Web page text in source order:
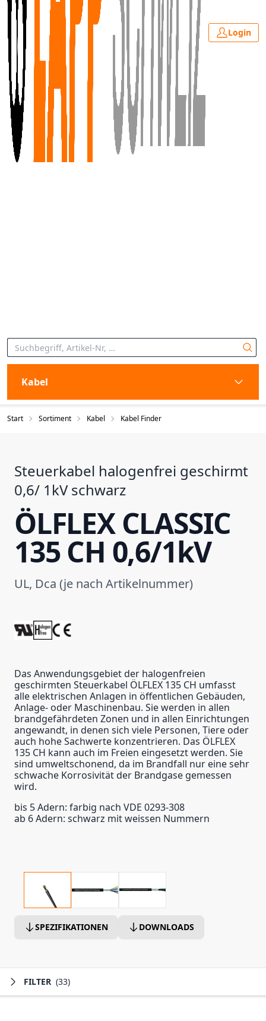
Login
Kabel
Start Sortiment Kabel Kabel Finder
Steuerkabel halogenfrei geschirmt
0,6/ 1kV schwarz
ÖLFLEX CLASSIC
135 CH 0,6/1kV
UL, Dca (je nach Artikelnummer)
Das Anwendungsgebiet der halogenfreien
geschirmten Steuerkabel ÖLFLEX 135 CH umfasst
alle elektrischen Anlagen in öffentlichen Gebäuden,
Anlage- oder Maschinenbau. Sie werden in allen
brandgefährdeten Zonen und in allen Einrichtungen
angewandt, in denen sich viele Personen, Tiere oder
auch hohe Sachwerte konzentrieren. Das ÖLFLEX
135 CH kann auch im Freien eingesetzt werden. Sie
sind umweltschonend, da im Brandfall nur eine sehr
schwache Korrosivität der Brandgase gemessen
wird.
bis 5 Adern: farbig nach VDE 0293-308
ab 6 Adern: schwarz mit weissen Nummern
SPEZIFIKATIONEN DOWNLOADS
FILTER (33)